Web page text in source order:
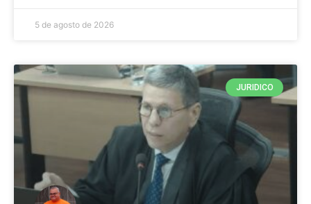
5 de agosto de 2026
JURIDICO